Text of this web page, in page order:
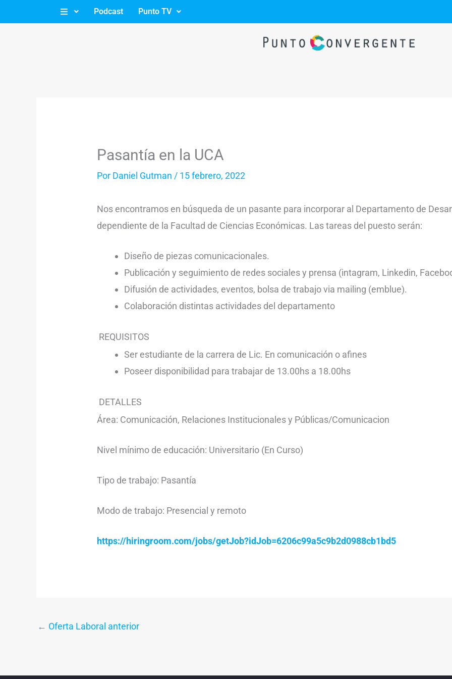
al
Podcast Punto TV
Pasantía en la UCA
Por Daniel Gutman / 15 febrero, 2022
Nos encontramos en búsqueda de un pasante para incorporar al Departamento de
dependiente de la Facultad de Ciencias Económicas. Las tareas del puesto serán:
Diseño de piezas comunicacionales.
Publicación y seguimiento de redes sociales y prensa (intagram, Linkedin,
Difusión de actividades, eventos, bolsa de trabajo via mailing (emblue).
Colaboración distintas actividades del departamento
REQUISITOS
Ser estudiante de la carrera de Lic. En comunicación o afines
Poseer disponibilidad para trabajar de 13.00hs a 18.00hs
DETALLES
Área: Comunicación, Relaciones Institucionales y Públicas/Comunicacion
Nivel mínimo de educación: Universitario (En Curso)
Tipo de trabajo: Pasantía
Modo de trabajo: Presencial y remoto
https://hiringroom.com/jobs/getJob?idJob=6206c99a5c9b2d0988cb1bd5
← Oferta Laboral anterior